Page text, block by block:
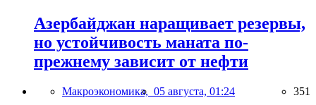
Азербайджан наращивает резервы,
но устойчивость маната по-
прежнему зависит от нефти
Макроэкономика, 05 августа, 01:24 351